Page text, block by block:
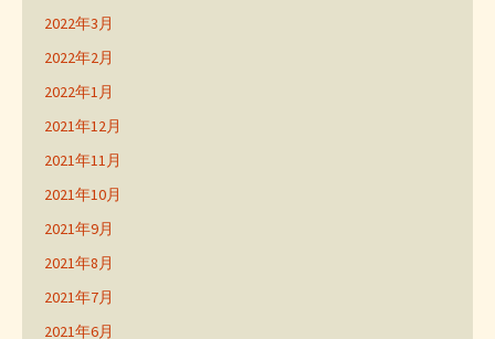
2022年3月
2022年2月
2022年1月
2021年12月
2021年11月
2021年10月
2021年9月
2021年8月
2021年7月
2021年6月